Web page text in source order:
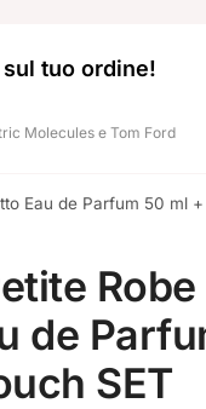
tuo ordine!
Molecules e Tom Ford
Eau de Parfum 50 ml
de
SET